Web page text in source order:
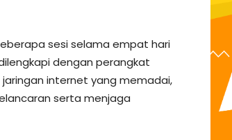
sesi selama empat hari
dengan perangkat
internet yang memadai,
serta menjaga